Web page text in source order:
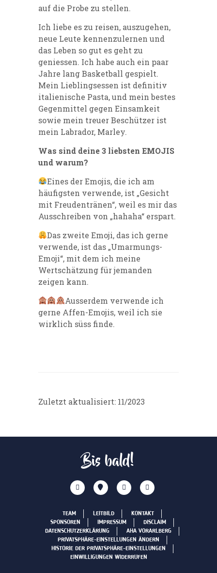
auf die Probe zu stellen.
Ich liebe es zu reisen, auszugehen,
neue Leute kennenzulernen und
das Leben so gut es geht zu
geniessen. Ich habe auch ein paar
Jahre lang Basketball gespielt.
Mein Lieblingsessen ist definitiv
italienische Pasta, und mein bestes
Gegenmittel gegen Einsamkeit
sowie mein treuer Beschützer ist
mein Labrador, Marley.
Was sind deine 3 liebsten EMOJIS
und warum?
Eines der Emojis, die ich am
häufigsten verwende, ist „Gesicht
mit Freudentränen“, weil es mir das
Ausschreiben von „hahaha“ erspart.
Das zweite Emoji, das ich gerne
verwende, ist das „Umarmungs-
Emoji“, mit dem ich meine
Wertschätzung für jemanden
zeigen kann.
Ausserdem verwende ich
gerne Affen-Emojis, weil ich sie
wirklich süss finde.
Zuletzt aktualisiert: 11/2023
Bis bald!
TEAM LEITBILD
KONTAKT
SPONSOREN
IMPRESSUM
DISCLAIM
DATENSCHUTZERKLÄRUNG
AHA VORARLBERG
PRIVATSPHÄRE-EINSTELLUNGEN ÄNDERN
HISTORIE DER PRIVATSPHÄRE-EINSTELLUNGEN
EINWILLIGUNGEN WIDERRUFEN